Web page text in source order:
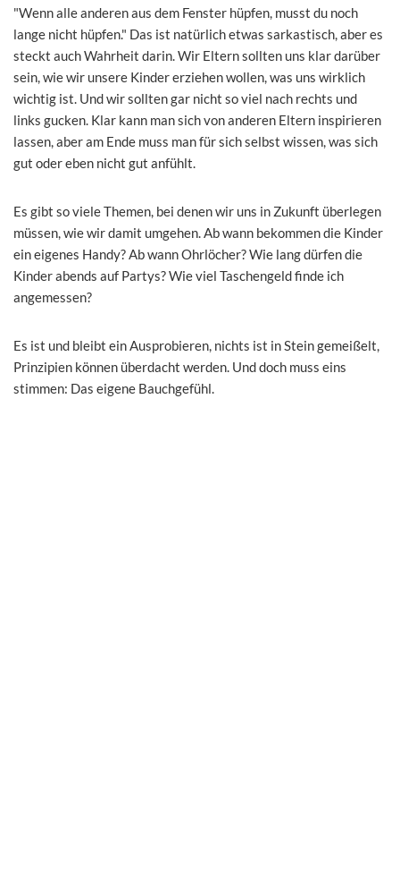
"Wenn alle anderen aus dem Fenster hüpfen, musst du noch
lange nicht hüpfen." Das ist natürlich etwas sarkastisch, aber es
steckt auch Wahrheit darin. Wir Eltern sollten uns klar darüber
sein, wie wir unsere Kinder erziehen wollen, was uns wirklich
wichtig ist. Und wir sollten gar nicht so viel nach rechts und
links gucken. Klar kann man sich von anderen Eltern inspirieren
lassen, aber am Ende muss man für sich selbst wissen, was sich
gut oder eben nicht gut anfühlt.
Es gibt so viele Themen, bei denen wir uns in Zukunft überlegen
müssen, wie wir damit umgehen. Ab wann bekommen die Kinder
ein eigenes Handy? Ab wann Ohrlöcher? Wie lang dürfen die
Kinder abends auf Partys? Wie viel Taschengeld finde ich
angemessen?
Es ist und bleibt ein Ausprobieren, nichts ist in Stein gemeißelt,
Prinzipien können überdacht werden. Und doch muss eins
stimmen: Das eigene Bauchgefühl.